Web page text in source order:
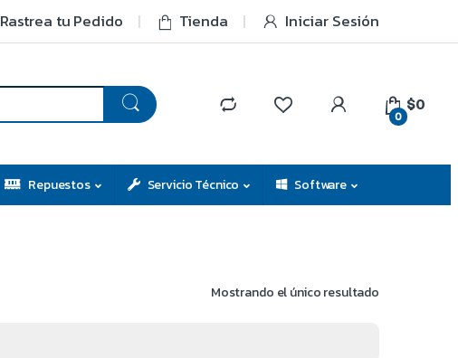
Rastrea tu Pedido Tienda Iniciar Sesión
0
$0
Repuestos Servicio Técnico Software
Mostrando el único resultado